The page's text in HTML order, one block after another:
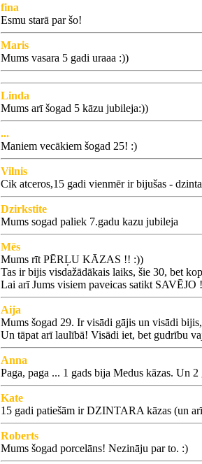
fina
Esmu starā par šo!
Maris
Mums vasara 5 gadi uraaa :))
Linda
Mums arī šogad 5 kāzu jubileja:))
...
Maniem vecākiem šogad 25! :)
Vilnis
Cik atceros,15 gadi vienmēr ir bijušas -
Dzirkstite
Mums sogad paliek 7.gadu kazu jubileja
Mēs
Mums rīt PĒRĻU KĀZAS !! :))
Tas ir bijis visdažādākais laiks, šie 30, bet
Lai arī Jums visiem paveicas satikt SAVĒJO
Aija
Mums šogad 29. Ir visādi gājis un visādi
Un tāpat arī laulībā! Visādi iet, bet gudrību
Anna
Paga, paga ... 1 gads bija Medus kāzas. Un
Kate
15 gadi patiešām ir DZINTARA kāzas (un
Roberts
Mums šogad porcelāns! Nezināju par to. :)